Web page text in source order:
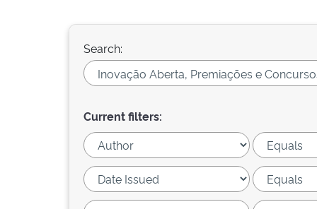
Search:
Current filters: